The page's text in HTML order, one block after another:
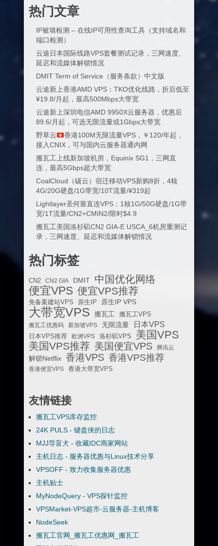
热门文章
IP被墙检测 – 在线IP可用性查询工具（支持域名和
端口检测）
云途日本国际线路VPS套餐测试记录，三网速度、
延迟和流媒体解锁情况
DMIT Term of Service（服务条款）中文版
云途新上香港AMD VPS：TKO优化线路，折后低至
¥19.8/月起，最高500Mbps大带宽
云途新上深圳电信AMD 9950X云服务器，优惠后
89.6/月起，可选无限流量或1Gbps大带宽
野草云
香港100M无限流量VPS，￥120/年起，
接入CNIX，可与国内云服务器通内网
搬瓦工上线新加坡机房，Equinix SG1，三网直
连，最高5Gbps超大带宽
CoalCloud（碳云）宿迁移动VPS新购8折，4核
4G/20G硬盘/1G带宽/10T流量/¥319起
Lightlayer圣何塞直连VPS：1核1G/50G硬盘/1G带
宽/1T流量/CN2+CMIN2/限时$4.9
搬瓦工美国洛杉矶CN2 GIA-E USCA_6机房重测记
录，三网速度、延迟和流媒体解锁情况
热门标签
CN2 CN2 GIA DMIT 中国优化网络
便宜VPS 便宜VPS推荐
免备案建站VPS 原生IP 原生IP VPS
大带宽VPS 搬瓦工
搬瓦工VPS
搬瓦工优惠码
新加坡VPS 无限流量 日本VPS
日本VPS推荐 欧洲VPS 洛杉矶VPS 美国VPS
美国VPS推荐 美国便宜VPS 腾讯云
解锁Netflix 香港VPS 香港VPS推荐
香港便宜VPS 香港大带宽VPS
友情链接
搬瓦工VPS库存监控
24K PULS - 键盘侠的日志
MJJ导盲犬 - 收藏IDC商家网站
主机日志 - 服务器优惠与Linux技术分享
VPSOFF - 致力收集服务器优惠
主机贴士
MyNodeQuery - VPS探针监控
VPSMarket-VPS超市-云服务器-主机博客
NodeSeek
搬瓦工官网_搬瓦工优惠网_搬瓦工